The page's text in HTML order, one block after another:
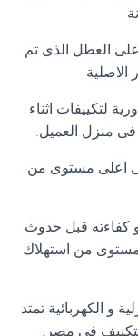
العطل الذى تم
لتكييفات اثناء
فى منزل العميل.
اعلى مستوى من
كفاءته قبل حدوث
من استهلاك
و الكهربائية تمتد